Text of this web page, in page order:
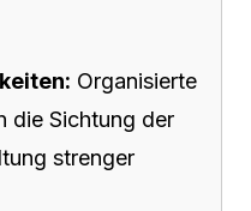
Organisierte
die Sichtung der
strenger